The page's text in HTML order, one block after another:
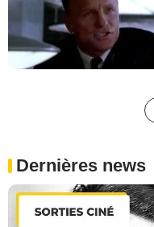
Dernières news